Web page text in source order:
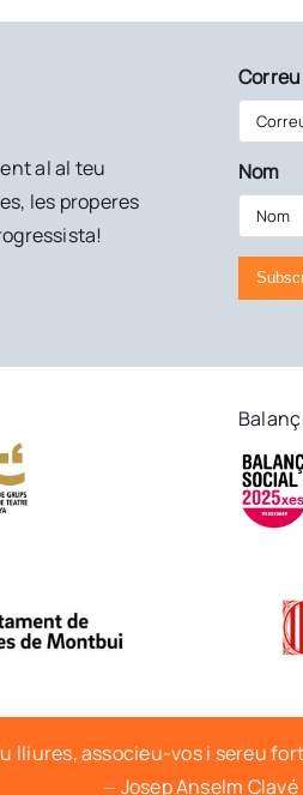
al al teu
les properes
Nom
lliures, associeu-vos i sereu
⏤ Josep Anselm Clavé